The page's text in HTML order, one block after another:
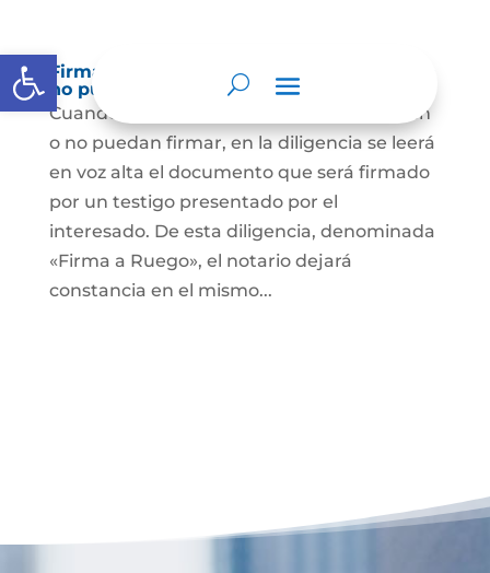
Abrir barra de herramientas
Firma a Ruego – Personas que no saben o
no puede firmar
Cuando se trate de personas que no sepan
o no puedan firmar, en la diligencia se leerá
en voz alta el documento que será firmado
por un testigo presentado por el
interesado. De esta diligencia, denominada
«Firma a Ruego», el notario dejará
constancia en el mismo...